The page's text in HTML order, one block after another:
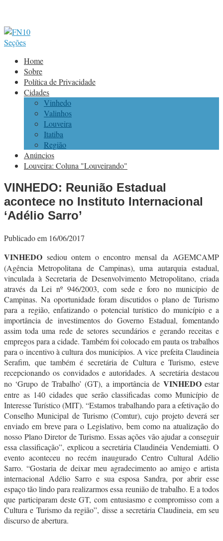
Seções
Home
Sobre
Política de Privacidade
Cidades
Vinhedo
Valinhos
Louveira
Itatiba
Região
Anúncios
Louveira: Coluna "Louveirando"
VINHEDO: Reunião Estadual
acontece no Instituto Internacional
‘Adélio Sarro’
Publicado em 16/06/2017
VINHEDO sediou ontem o encontro mensal da AGEMCAMP
(Agência Metropolitana de Campinas), uma autarquia estadual,
vinculada à Secretaria de Desenvolvimento Metropolitano, criada
através da Lei nº 946/2003, com sede e foro no município de
Campinas. Na oportunidade foram discutidos o plano de Turismo
para a região, enfatizando o potencial turístico do município e a
importância de investimentos do Governo Estadual, fomentando
assim toda uma rede de setores secundários e gerando receitas e
empregos para a cidade. Também foi colocado em pauta os trabalhos
para o incentivo à cultura dos municípios. A vice prefeita Claudineia
Serafim, que também é secretária de Cultura e Turismo, esteve
recepcionando os convidados e autoridades. A secretária destacou
no ‘Grupo de Trabalho’ (GT), a importância de VINHEDOestar
entre as 140 cidades que serão classificadas como Município de
Interesse Turístico (MIT). “Estamos trabalhando para a efetivação do
Conselho Municipal de Turismo (Comtur), cujo projeto deverá ser
enviado em breve para o Legislativo, bem como na atualização do
nosso Plano Diretor de Turismo. Essas ações vão ajudar a conseguir
essa classificação”, explicou a secretária Claudinéia Vendemiatti. O
evento aconteceu no recém inaugurado Centro Cultural Adélio
Sarro. “Gostaria de deixar meu agradecimento ao amigo e artista
internacional Adélio Sarro e sua esposa Sandra, por abrir esse
espaço tão lindo para realizarmos essa reunião de trabalho. E a todos
que participaram deste GT, com entusiasmo e compromisso com a
Cultura e Turismo da região”, disse a secretária Claudineia, em seu
discurso de abertura.